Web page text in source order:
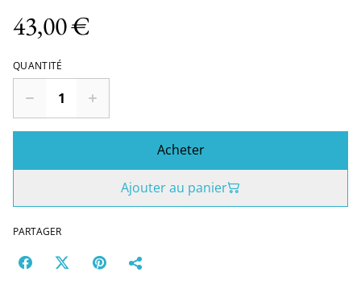
43,00 €
QUANTITÉ
Acheter
Ajouter au panier
PARTAGER